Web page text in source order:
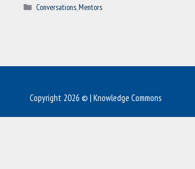
Categories
Conversations,Mentors
Copyright 2026 © | Knowledge Commons